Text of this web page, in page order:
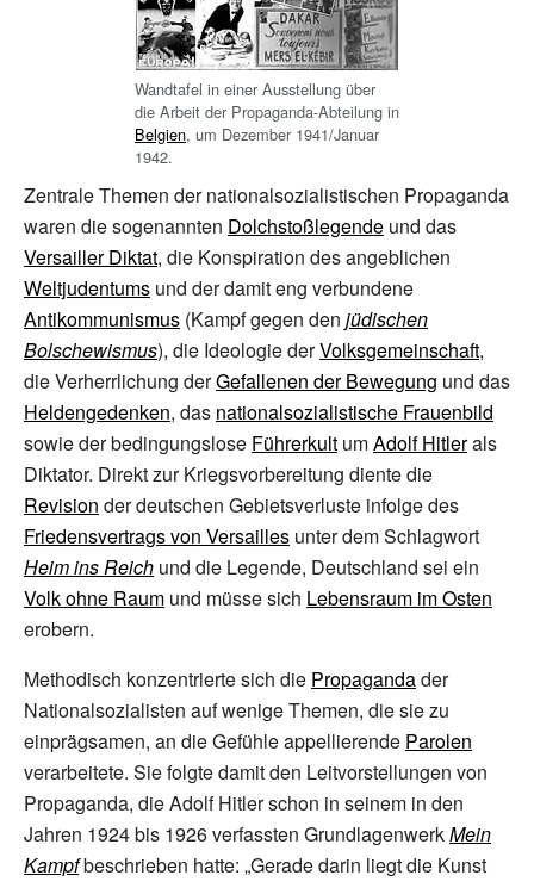
Wandtafel in einer Ausstellung über
die Arbeit der Propaganda-Abteilung in
Belgien, um Dezember 1941/Januar
1942.
Zentrale Themen der nationalsozialistischen Propaganda
waren die sogenannten Dolchstoßlegende und das
Versailler Diktat, die Konspiration des angeblichen
Weltjudentums und der damit eng verbundene
Antikommunismus (Kampf gegen den jüdischen
Bolschewismus), die Ideologie derVolksgemeinschaft,
die Verherrlichung derGefallenen der Bewegung und das
Heldengedenken, das nationalsozialistische Frauenbild
sowie der bedingungslose Führerkult umAdolf Hitlerals
Diktator. Direkt zur Kriegsvorbereitung diente die
Revision der deutschen Gebietsverluste infolge des
Friedensvertrags von Versailles unter dem Schlagwort
Heim ins Reich und die Legende, Deutschland sei ein
Volk ohne Raum und müsse sich Lebensraum im Osten
erobern.
Methodisch konzentrierte sich die Propagandader
Nationalsozialisten auf wenige Themen, die sie zu
einprägsamen, an die Gefühle appellierende Parolen
verarbeitete. Sie folgte damit den Leitvorstellungen von
Propaganda, die Adolf Hitler schon in seinem in den
Jahren 1924 bis 1926 verfassten GrundlagenwerkMein
Kampfbeschrieben hatte: „Gerade darin liegt die Kunst